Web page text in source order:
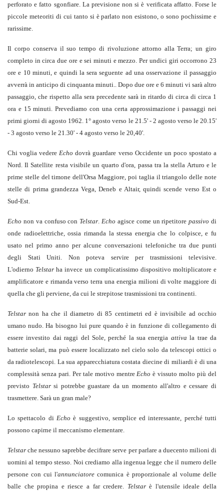
perforato e fatto sgonfiare. La previsione non si è verificata affatto. Forse le
piccole meteoriti di cui tanto si è parlato non esistono, o sono pochissime e
rarissime.
Il corpo conserva il suo tempo di rivoluzione attorno alla Terra; un giro
completo in circa due ore e sei minuti e mezzo. Per undici giri occorrono 23
ore e 10 minuti, e quindi la sera seguente ad una osservazione il passaggio
avverrà in anticipo di cinquanta minuti.. Dopo due ore e 6 minuti vi sarà altro
passaggio, che rispetto alla sera precedente sarà in ritardo di circa di circa 1
ora e 15 minuti. Prevediamo con una certa approssimazione i passaggi nei
primi giorni di agosto 1962. 1° agosto verso le 21.5' - 2 agosto verso le 20.15'
- 3 agosto verso le 21.30' - 4 agosto verso le 20,40'.
Chi voglia vedereEcho dovrà guardare verso Occidente un poco spostato a
Nord. Il Satellite resta visibile un quarto d'ora, passa tra la stella Arturo e le
prime stelle del timone dell'Orsa Maggiore, poi taglia il triangolo delle note
stelle di prima grandezza Vega, Deneb e Altair, quindi scende verso Est o
Sud-Est.
Echo non va confuso con Telstar.Echo agisce come un ripetitorepassivo di
onde radioelettriche, ossia rimanda la stessa energia che lo colpisce, e fu
usato nel primo anno per alcune conversazioni telefoniche tra due punti
degli Stati Uniti. Non poteva servire per trasmissioni televisive.
L'odierno Telstar ha invece un complicatissimo dispositivo moltiplicatore e
amplificatore e rimanda verso terra una energia milioni di volte maggiore di
quella che gli perviene, da cui le strepitose trasmissioni tra continenti.
Telstar non ha che il diametro di 85 centimetri ed è invisibile ad occhio
umano nudo. Ha bisogno lui pure quando è in funzione di collegamento di
essere investito dai raggi del Sole, perché la sua energia attiva la trae da
batterie solari, ma può essere localizzato nel cielo solo da telescopi ottici o
da radiotelescopi. La sua apparecchiatura costata diecine di miliardi è di una
complessità senza pari. Per tale motivo mentreEcho è vissuto molto più del
previsto Telstarsi potrebbe guastare da un momento all'altro e cessare di
trasmettere. Sarà un gran male?
Lo spettacolo di Echo è suggestivo, semplice ed interessante, perché tutti
possono capirne il meccanismo elementare.
Telstar che nessuno saprebbe decifrare serve per parlare a duecento milioni di
uomini al tempo stesso. Noi crediamo alla ingenua legge che il numero delle
persone con cui l'annunciatore comunica è proporzionale al volume delle
balle che propina e riesce a far credere. Telstarè l'utensile ideale della